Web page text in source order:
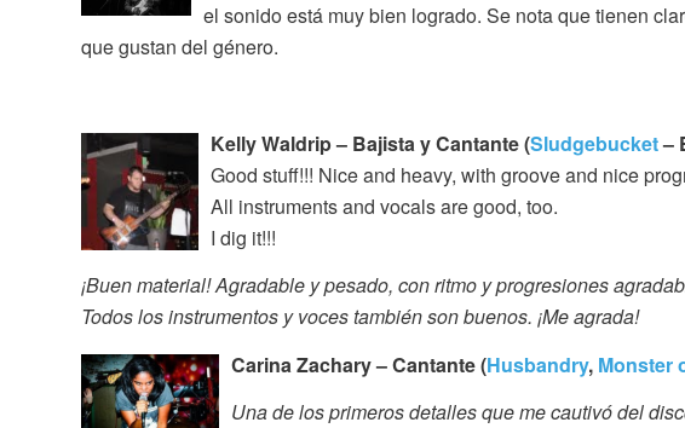
el sonido está muy bien logrado. Se nota que tienen
que gustan del género.
Kelly Waldrip – Bajista y Cantante (Sludgebucket–
Good stuff!!! Nice and heavy, with groove and nice
All instruments and vocals are good, too.
I dig it!!!
¡Buen material! Agradable y pesado, con ritmo y progresiones
Todos los instrumentos y voces también son buenos. ¡Me agrada!
Carina Zachary – Cantante (Husbandry, Monster
Una de los primeros detalles que me cautivó del